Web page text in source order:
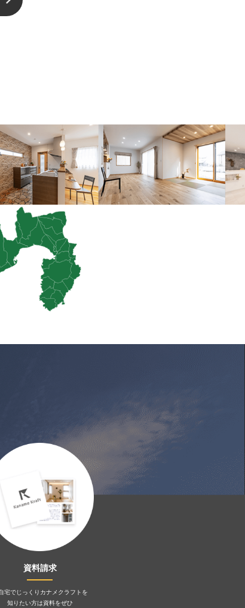
資料請求
宅でじっくりカナメクラフトを
知りたい方は資料をぜひ